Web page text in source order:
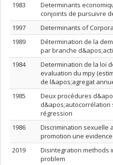
1983
Determinants
conjoints de pursuivre
1997
Determinants of
1989
Détermination de la
par branche
1984
Determination de la loi
evaluation du mpy
de l&apos;agregat
1985
Deux procédures
d&apos;autocorrélation
régression
1986
Discrimination sexuelle
promotion une
2019
Disintegration methods
problem